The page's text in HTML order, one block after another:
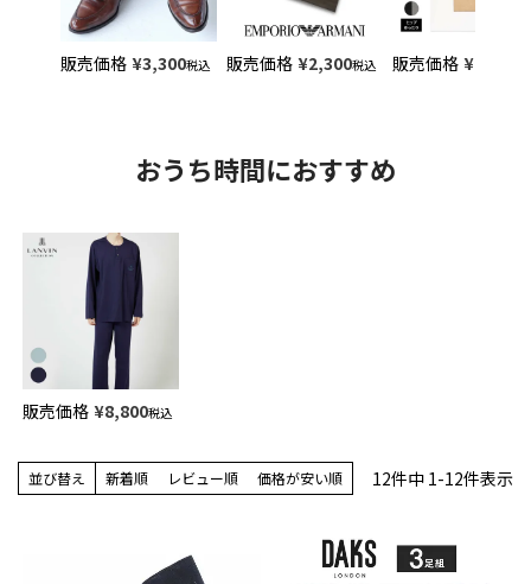
販売価格 ¥3,300税込 販売価格 ¥2,300税込 販売価格 ¥
おうち時間におすすめ
販売価格 ¥8,800税込
並び替え 新着順 レビュー順 価格が安い順 12件中 1-12件表示